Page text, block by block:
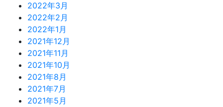
2022年3月
2022年2月
2022年1月
2021年12月
2021年11月
2021年10月
2021年8月
2021年7月
2021年5月